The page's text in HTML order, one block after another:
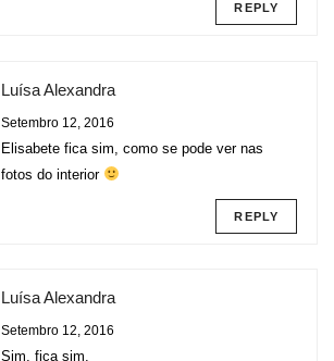
REPLY
Luísa Alexandra
Setembro 12, 2016
Elisabete fica sim, como se pode ver nas
fotos do interior
REPLY
Luísa Alexandra
Setembro 12, 2016
Sim, fica sim.